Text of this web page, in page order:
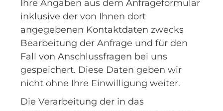
Ihre Angaben aus dem Anfrageformular
inklusive der von Ihnen dort
angegebenen Kontaktdaten zwecks
Bearbeitung der Anfrage und für den
Fall von Anschlussfragen bei uns
gespeichert. Diese Daten geben wir
nicht ohne Ihre Einwilligung weiter.
Die Verarbeitung der in das